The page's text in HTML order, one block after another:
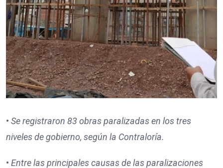
• Se registraron 83 obras paralizadas en los tres
niveles de gobierno, según la Contraloría.
• Entre las principales causas de las paralizaciones